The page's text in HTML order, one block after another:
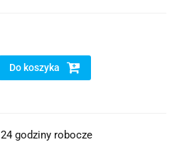
Do koszyka
24 godziny robocze